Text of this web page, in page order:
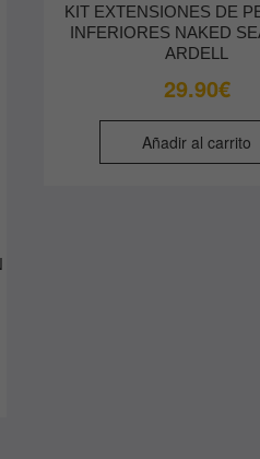
KIT EXTENSIONES DE
INFERIORES NAKED
ARDELL
29.90€
Añadir al carrito